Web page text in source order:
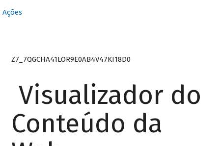
Ações
Z7_7QGCHA41LOR9E0AB4V47KI18D0
Visualizador do
Conteúdo da